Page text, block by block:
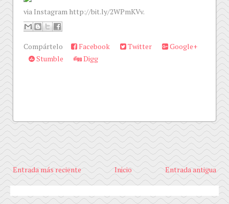
via Instagram http://bit.ly/2WPmKVv.
Compártelo Facebook Twitter
Google+
Stumble
Digg
Entrada más reciente Entrada antigua
Inicio